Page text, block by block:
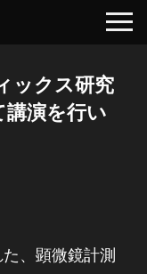
ックス研究
講演を行い
、顕微鏡計測